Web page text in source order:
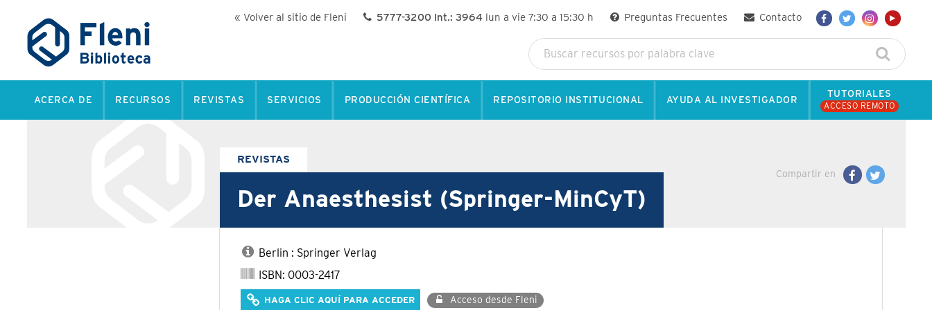
« Volver al sitio de Fleni 5777-3200 Int.: 3964lun a vie 7:30 a 15:30 h Preguntas Frecuentes Contacto
ACERCA DE RECURSOS REVISTAS SERVICIOS PRODUCCIÓN CIENTÍFICA REPOSITORIO INSTITUCIONAL AYUDA AL INVESTIGADOR
TUTORIALES
ACCESO REMOTO
Compartir en
REVISTAS
Der Anaesthesist (Springer-MinCyT)
Berlin : Springer Verlag
ISBN: 0003-2417
HAGA CLIC AQUÍ PARA ACCEDER Acceso desde Fleni